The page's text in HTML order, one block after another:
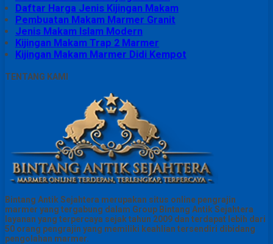
Daftar Harga Jenis Kijingan Makam
Pembuatan Makam Marmer Granit
Jenis Makam Islam Modern
Kijingan Makam Trap 2 Marmer
Kijingan Makam Marmer Didi Kempot
TENTANG KAMI
Bintang Antik Sejahtera merupakan situs online pengrajin
marmer yang tergabung dalam Group Bintang Antik Sejahtera
layanan yang terpercaya sejak tahun 2009 dan terdapat lebih dari
50 orang pengrajin yang memiliki keahlian tersendiri dibidang
pengolahan marmer.